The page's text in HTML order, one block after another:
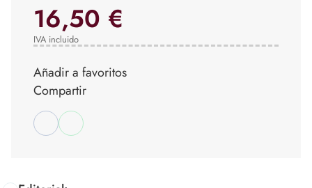
16,50 €
IVA incluido
Añadir a favoritos
Compartir